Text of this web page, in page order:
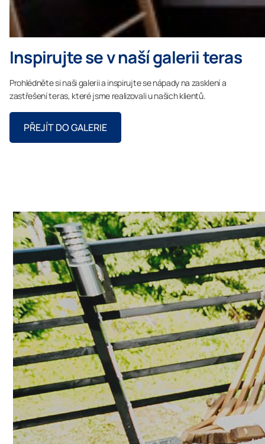
Inspirujte se v naší galerii teras
Prohlédněte si naši galerii a inspirujte se nápady na zasklení a
zastřešení teras, které jsme realizovali u našich klientů.
PŘEJÍT DO GALERIE